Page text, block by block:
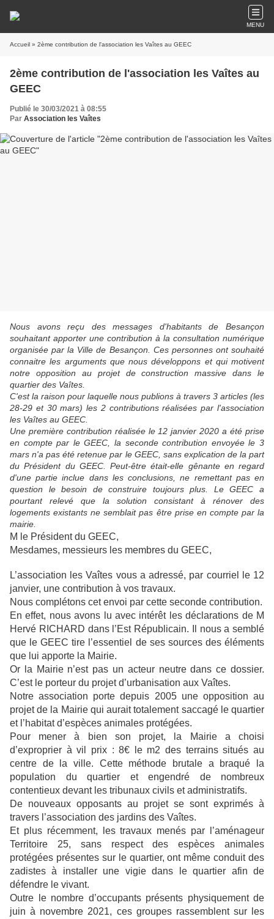
MENU
Accueil » 2ème contribution de l'association les Vaîtes au GEEC
2ème contribution de l'association les Vaîtes au
GEEC
Publié le 30/03/2021 à 08:55
Par Association les Vaîtes
Nous avons reçu des messages d'habitants de Besançon
souhaitant apporter une contribution à la consultation numérique
organisée par la Ville de Besançon. Ces personnes ont souhaité
connaitre les arguments que nous développons et qui motivent
notre opposition au projet de construction massive dans le
quartier des Vaîtes.
C'est la raison pour laquelle nous publions à travers 3 articles (les
28-29 et 30 mars) les 2 contributions réalisées par l'association
les Vaîtes au GEEC.
Une première contribution réalisée le 12 janvier 2020 a été prise
en compte par le GEEC, la seconde contribution envoyée le 3
mars n'a pas été retenue par le GEEC, sans explication de la part
du Président du GEEC. Peut-être était-elle gênante en regard
d'une partie inclue dans les conclusions, ne remettant pas en
question le besoin de construire toujours plus. Le GEEC a
pourtant relevé que la solution consistant à rénover des
logements existants ne semblait pas être prise en compte par la
mairie.
M le Président du GEEC,
Mesdames, messieurs les membres du GEEC,
L’association les Vaîtes vous a adressé, par courriel le 12
janvier, une contribution à vos travaux.
Nous complétons cet envoi par cette seconde contribution.
En effet, nous avons lu avec intérêt les déclarations de M
Hervé RICHARD dans l’Est Républicain. Il nous a semblé
que le GEEC tire l’essentiel de ses sources des éléments
que lui apporte la Mairie.
Or la Mairie n’est pas un acteur neutre dans ce dossier.
C’est le porteur du projet d’urbanisation aux Vaîtes.
Notre association porte depuis 2005 une opposition au
projet de la Mairie qui aurait totalement saccagé le quartier
et l’habitat d’espèces animales protégées.
Pour mener à bien son projet, la Mairie a choisi
d’exproprier à vil prix : 8€ le m2 des terrains situés au
centre de la ville. Cette méthode brutale a braqué la
population du quartier et engendré de nombreux
contentieux devant les tribunaux civils et administratifs.
De nouveaux opposants au projet se sont exprimés à
travers l’association des jardins des Vaîtes.
Et plus récemment, les travaux menés par l’aménageur
Territoire 25, sans respect des espèces animales
protégées présentes sur le quartier, ont même conduit des
zadistes à installer une vigie dans le quartier afin de
défendre le vivant.
Outre le nombre d’occupants présents physiquement de
juin à novembre 2021, ces groupes rassemblent sur les